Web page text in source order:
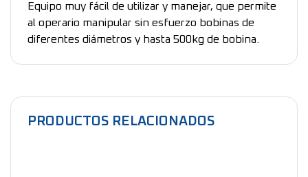
Equipo muy fácil de utilizar y manejar, que permite
al operario manipular sin esfuerzo bobinas de
diferentes diámetros y hasta 500kg de bobina.
PRODUCTOS RELACIONADOS